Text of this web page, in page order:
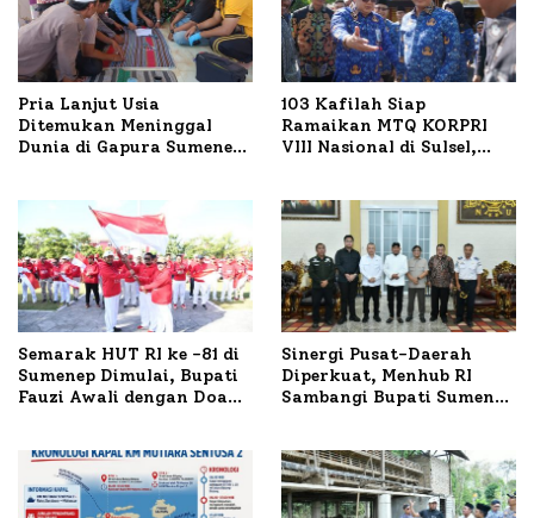
Pria Lanjut Usia
Ditemukan Meninggal
Dunia di Gapura Sumenep,
103 Kafilah Siap
Ramaikan MTQ KORPRI
VIII Nasional di Sulsel,
Semarak HUT RI ke -81 di
Sumenep Dimulai, Bupati
Fauzi Awali dengan Doa
Sinergi Pusat-Daerah
Diperkuat, Menhub RI
Sambangi Bupati Sumenep